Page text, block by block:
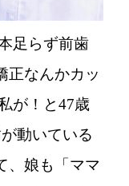
足らず前歯
正なんかカッ
が！と47歳
動いている
、娘も「ママ